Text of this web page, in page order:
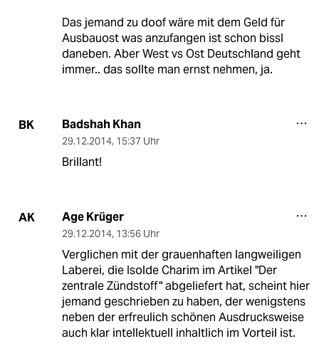
Das jemand zu doof wäre mit dem Geld für
Ausbauost was anzufangen ist schon bissl
daneben. Aber West vs Ost Deutschland geht
immer.. das sollte man ernst nehmen, ja.
BK Badshah Khan
29.12.2014, 15:37 Uhr
Brillant!
AK Age Krüger
29.12.2014, 13:56 Uhr
Verglichen mit der grauenhaften langweiligen
Laberei, die Isolde Charim im Artikel "Der
zentrale Zündstoff" abgeliefert hat, scheint hier
jemand geschrieben zu haben, der wenigstens
neben der erfreulich schönen Ausdrucksweise
auch klar intellektuell inhaltlich im Vorteil ist.